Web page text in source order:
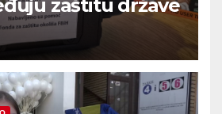
zaštitu države